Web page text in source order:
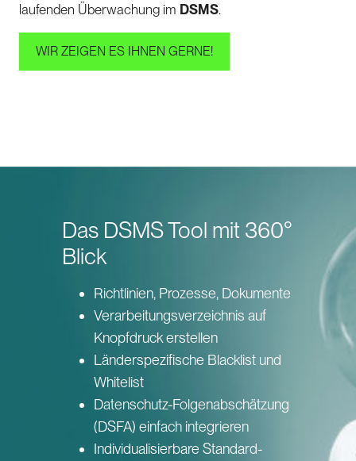
laufenden Überwachung im DSMS.
WIR ZEIGEN ES IHNEN GERNE!
Das DSMS Tool mit 360°
Blick
Richtlinien, Prozesse, Dokumente
Verarbeitungsverzeichnis auf
Knopfdruck erstellen
Länderspezifische Blacklist und
Whitelist
Datenschutz-Folgenabschätzung
(DSFA) einfach integrieren
Individualisierbare Standard-